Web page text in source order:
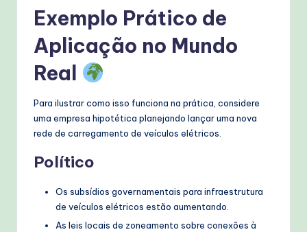
Exemplo Prático de
Aplicação no Mundo
Real
Para ilustrar como isso funciona na prática, considere
uma empresa hipotética planejando lançar uma nova
rede de carregamento de veículos elétricos.
Político
Os subsídios governamentais para infraestrutura
de veículos elétricos estão aumentando.
As leis locais de zoneamento sobre conexões à